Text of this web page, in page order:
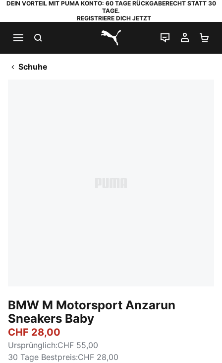
DEIN VORTEIL MIT PUMA KONTO: 60 TAGE RÜCKGABERECHT STATT 30
TAGE.
REGISTRIERE DICH JETZT
PUMA.com
LIVE-CHAT
MEIN
Schuhe
BMW M Motorsport Anzarun
Sneakers Baby
CHF 28,00
Ursprünglich:CHF 55,00
30 Tage Bestpreis:CHF 28,00